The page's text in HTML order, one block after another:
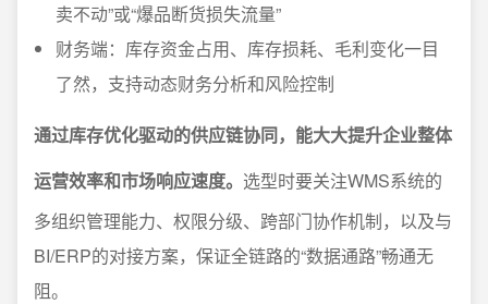
卖不动”或“爆品断货损失流量”
财务端：库存资金占用、库存损耗、毛利变化一目
了然，支持动态财务分析和风险控制
通过库存优化驱动的供应链协同，能大大提升企业整体
运营效率和市场响应速度。 选型时要关注WMS系统的
多组织管理能力、权限分级、跨部门协作机制，以及与
BI/ERP的对接方案，保证全链路的“数据通路”畅通无
阻。